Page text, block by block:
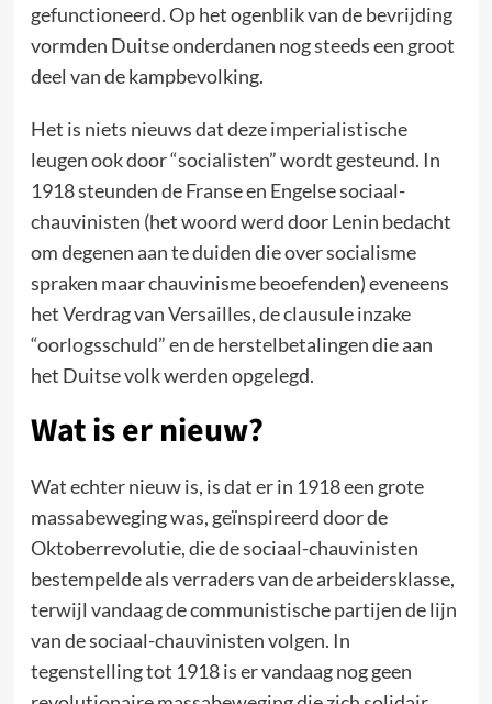
gefunctioneerd. Op het ogenblik van de bevrijding
vormden Duitse onderdanen nog steeds een groot
deel van de kampbevolking.
Het is niets nieuws dat deze imperialistische
leugen ook door “socialisten” wordt gesteund. In
1918 steunden de Franse en Engelse sociaal-
chauvinisten (het woord werd door Lenin bedacht
om degenen aan te duiden die over socialisme
spraken maar chauvinisme beoefenden) eveneens
het Verdrag van Versailles, de clausule inzake
“oorlogsschuld” en de herstelbetalingen die aan
het Duitse volk werden opgelegd.
Wat is er nieuw?
Wat echter nieuw is, is dat er in 1918 een grote
massabeweging was, geïnspireerd door de
Oktoberrevolutie, die de sociaal-chauvinisten
bestempelde als verraders van de arbeidersklasse,
terwijl vandaag de communistische partijen de lijn
van de sociaal-chauvinisten volgen. In
tegenstelling tot 1918 is er vandaag nog geen